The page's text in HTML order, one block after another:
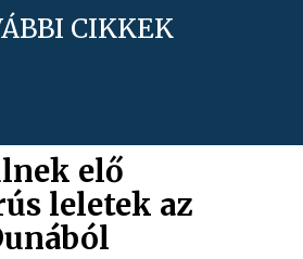
CIKKEK
elő
leletek az